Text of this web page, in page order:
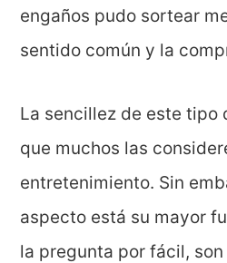
engaños pudo sortear
sentido común y la
La sencillez de este tipo
que muchos las
entretenimiento. Sin
aspecto está su mayor
la pregunta por fácil,